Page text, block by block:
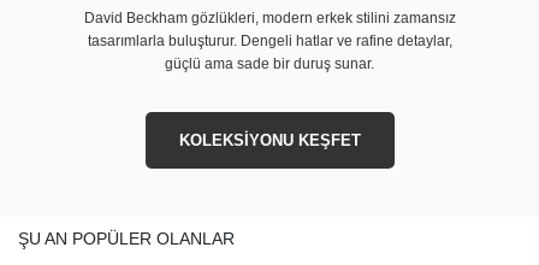
David Beckham gözlükleri, modern erkek stilini zamansız
tasarımlarla buluşturur. Dengeli hatlar ve rafine detaylar,
güçlü ama sade bir duruş sunar.
KOLEKSİYONU KEŞFET
ŞU AN POPÜLER OLANLAR